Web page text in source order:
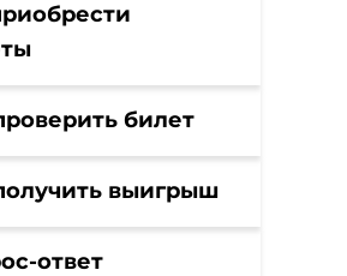
билет
выигрыш
ответ